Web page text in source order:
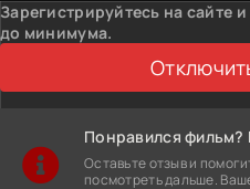
Зарегистрируйтесь на сайте
до минимума.
Оставьте отзыв и
посмотреть дальше.